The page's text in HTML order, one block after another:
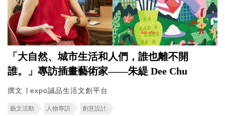
「大自然、城市生活和人們，誰也離不開
誰。」專訪插畫藝術家——朱緹 Dee Chu
撰文 ∣ expo誠品生活文創平台
藝文活動 人物專訪 創意設計